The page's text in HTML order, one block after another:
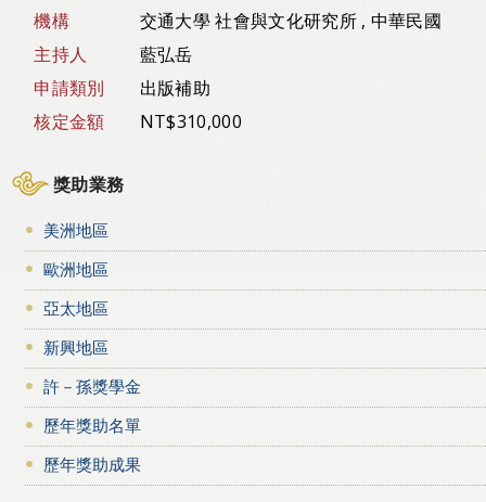
機構
交通大學 社會與文化研究所 , 中華民國
主持人
藍弘岳
申請類別
出版補助
核定金額
NT$310,000
獎助業務
美洲地區
歐洲地區
亞太地區
新興地區
許－孫獎學金
歷年獎助名單
歷年獎助成果